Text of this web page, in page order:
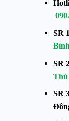
SR
SR
SR